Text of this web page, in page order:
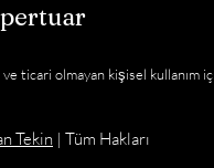
ticari olmayan kişisel kullanım
Tekin | Tüm Hakları